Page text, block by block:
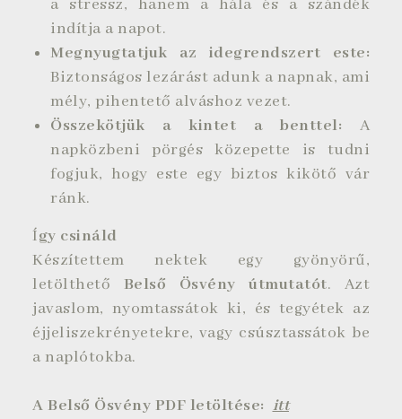
a stressz, hanem a hála és a szándék
indítja a napot.
Megnyugtatjuk az idegrendszert este:
Biztonságos lezárást adunk a napnak, ami
mély, pihentető alváshoz vezet.
Összekötjük a kintet a benttel: A
napközbeni pörgés közepette is tudni
fogjuk, hogy este egy biztos kikötő vár
ránk.
Így csináld
Készítettem nektek egy gyönyörű,
letölthető Belső Ösvény útmutatót. Azt
javaslom, nyomtassátok ki, és tegyétek az
éjjeliszekrényetekre, vagy csúsztassátok be
a naplótokba.
A Belső Ösvény PDF letöltése: itt